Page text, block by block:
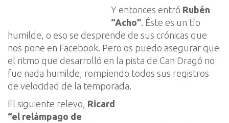
Y entonces entró Rubén
“Acho” . Éste es un tío
humilde, o eso se desprende de sus crónicas que
nos pone en Facebook. Pero os puedo asegurar que
el ritmo que desarrolló en la pista de Can Dragó no
fue nada humilde, rompiendo todos sus registros
de velocidad de la temporada.
El siguiente relevo Ricard
“el relámpago de